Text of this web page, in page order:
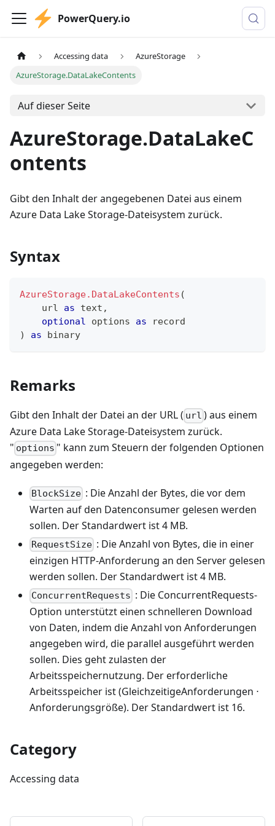
PowerQuery.io
Accessing data
AzureStorage
AzureStorage.DataLakeContents
Auf dieser Seite
AzureStorage.DataLakeC
ontents
Gibt den Inhalt der angegebenen Datei aus einem
Azure Data Lake Storage-Dateisystem zurück.
Syntax
AzureStorage.DataLakeContents (
    url
as text ,
optional options as
record
)
as binary
Remarks
Gibt den Inhalt der Datei an der URL ( url ) aus einem
Azure Data Lake Storage-Dateisystem zurück.
" options " kann zum Steuern der folgenden Optionen
angegeben werden:
BlockSize : Die Anzahl der Bytes, die vor dem
Warten auf den Datenconsumer gelesen werden
sollen. Der Standardwert ist 4 MB.
RequestSize : Die Anzahl von Bytes, die in einer
einzigen HTTP-Anforderung an den Server gelesen
werden sollen. Der Standardwert ist 4 MB.
ConcurrentRequests : Die ConcurrentRequests-
Option unterstützt einen schnelleren Download
von Daten, indem die Anzahl von Anforderungen
angegeben wird, die parallel ausgeführt werden
sollen. Dies geht zulasten der
Arbeitsspeichernutzung. Der erforderliche
Arbeitsspeicher ist (GleichzeitigeAnforderungen ⋅
Anforderungsgröße). Der Standardwert ist 16.
Category
Accessing data